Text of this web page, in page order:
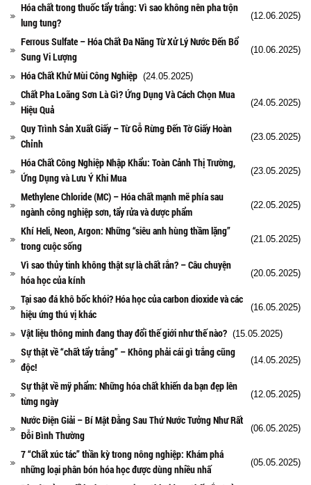
Hóa chất trong thuốc tẩy trắng: Vì sao không nên pha trộn
lung tung?
(12.06.2025)
Ferrous Sulfate – Hóa Chất Đa Năng Từ Xử Lý Nước Đến Bổ
Sung Vi Lượng
(10.06.2025)
Hóa Chất Khử Mùi Công Nghiệp (24.05.2025)
Chất Pha Loãng Sơn Là Gì? Ứng Dụng Và Cách Chọn Mua
Hiệu Quả
(24.05.2025)
Quy Trình Sản Xuất Giấy – Từ Gỗ Rừng Đến Tờ Giấy Hoàn
Chỉnh
(23.05.2025)
Hóa Chất Công Nghiệp Nhập Khẩu: Toàn Cảnh Thị Trường,
Ứng Dụng và Lưu Ý Khi Mua
(23.05.2025)
Methylene Chloride (MC) – Hóa chất mạnh mẽ phía sau
ngành công nghiệp sơn, tẩy rửa và dược phẩm
(22.05.2025)
Khí Heli, Neon, Argon: Những “siêu anh hùng thầm lặng”
trong cuộc sống
(21.05.2025)
Vì sao thủy tinh không thật sự là chất rắn? – Câu chuyện
hóa học của kính
(20.05.2025)
Tại sao đá khô bốc khói? Hóa học của carbon dioxide và các
hiệu ứng thú vị khác
(16.05.2025)
Vật liệu thông minh đang thay đổi thế giới như thế nào? (15.05.2025)
Sự thật về “chất tẩy trắng” – Không phải cái gì trắng cũng
độc!
(14.05.2025)
Sự thật về mỹ phẩm: Những hóa chất khiến da bạn đẹp lên
từng ngày
(12.05.2025)
Nước Điện Giải – Bí Mật Đằng Sau Thứ Nước Tưởng Như Rất
Đỗi Bình Thường
(06.05.2025)
7 “Chất xúc tác” thần kỳ trong nông nghiệp: Khám phá
những loại phân bón hóa học được dùng nhiều nhấ
(05.05.2025)